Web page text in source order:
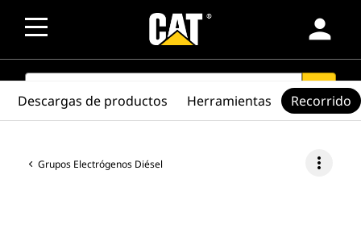
person
SEARCH search
Grupos Electrógenos Diésel more_vert
Descargas de productos Herramientas Recorrido